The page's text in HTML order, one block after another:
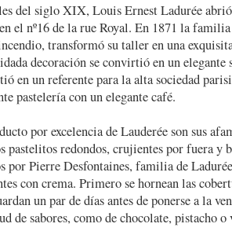
del siglo XIX, Louis Ernest Ladurée abrió
el nº16 de la rue Royal. En 1871 la
transformó su taller en una
decoración se convirtió en un elegante
en un referente para la alta sociedad
pastelería con un elegante café.
por excelencia de Lauderée son sus
pastelitos redondos, crujientes por fuera y
por Pierre Desfontaines, familia de
con crema. Primero se hornean las
un par de días antes de ponerse a la
de sabores, como de chocolate, pistacho